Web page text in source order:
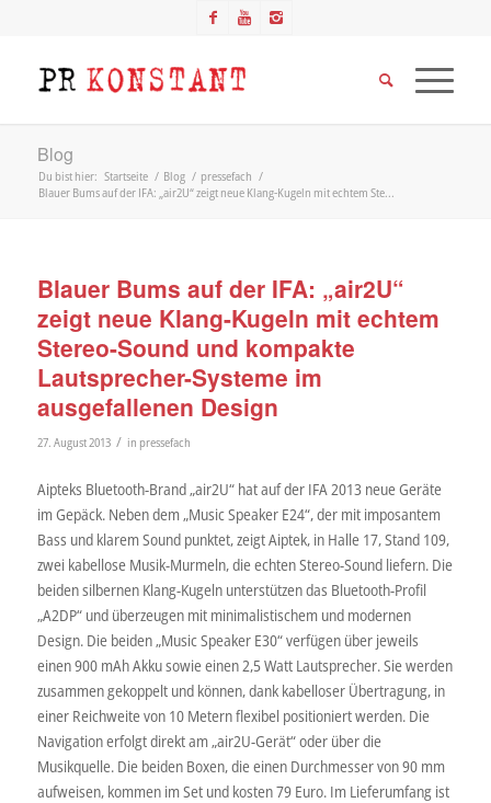
Blog
Du bist hier: Startseite / Blog / pressefach /
Blauer Bums auf der IFA: „air2U“ zeigt neue Klang-Kugeln mit echtem Ste...
Blauer Bums auf der IFA: „air2U“
zeigt neue Klang-Kugeln mit echtem
Stereo-Sound und kompakte
Lautsprecher-Systeme im
ausgefallenen Design
27. August 2013 / in pressefach
Aipteks Bluetooth-Brand „air2U“ hat auf der IFA 2013 neue Geräte
im Gepäck. Neben dem „Music Speaker E24“, der mit imposantem
Bass und klarem Sound punktet, zeigt Aiptek, in Halle 17, Stand 109,
zwei kabellose Musik-Murmeln, die echten Stereo-Sound liefern. Die
beiden silbernen Klang-Kugeln unterstützen das Bluetooth-Profil
„A2DP“ und überzeugen mit minimalistischem und modernen
Design. Die beiden „Music Speaker E30“ verfügen über jeweils
einen 900 mAh Akku sowie einen 2,5 Watt Lautsprecher. Sie werden
zusammen gekoppelt und können, dank kabelloser Übertragung, in
einer Reichweite von 10 Metern flexibel positioniert werden. Die
Navigation erfolgt direkt am „air2U-Gerät“ oder über die
Musikquelle. Die beiden Boxen, die einen Durchmesser von 90 mm
aufweisen, kommen im Set und kosten 79 Euro. Im Lieferumfang ist